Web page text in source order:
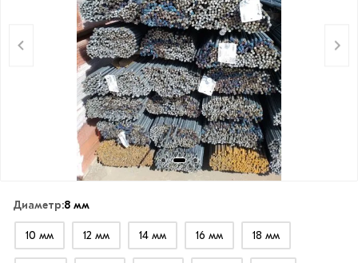
Диаметр:8 мм
10 мм 12 мм 14 мм 16 мм 18 мм